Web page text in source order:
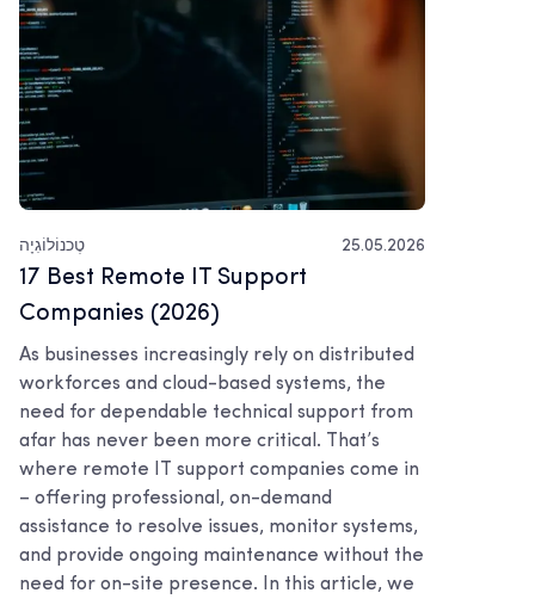
טֶכנוֹלוֹגִיָה 25.05.2026
17 Best Remote IT Support
Companies (2026)
As businesses increasingly rely on distributed
workforces and cloud-based systems, the
need for dependable technical support from
afar has never been more critical. That’s
where remote IT support companies come in
– offering professional, on-demand
assistance to resolve issues, monitor systems,
and provide ongoing maintenance without the
need for on-site presence. In this article, we